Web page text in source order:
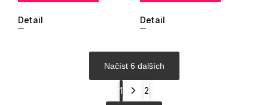
Detail Detail
Načíst 6 dalších
1 2